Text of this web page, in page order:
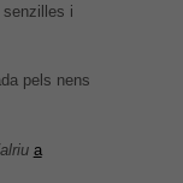
i
pels nens
a